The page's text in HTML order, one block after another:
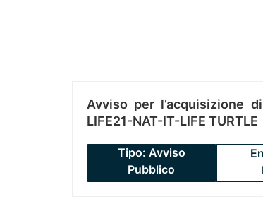
Avviso per l’acquisizione
LIFE21-NAT-IT-LIFE TURTLE
Tipo: Avviso
Pubblico